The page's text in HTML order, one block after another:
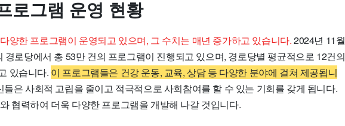
로그램 운영 현황
양한 프로그램이 운영되고 있으며, 그 수치는 매년 증가하고 있습니다.2024년 11월
경로당에서 총 53만 건의 프로그램이 진행되고 있으며, 경로당별 평균적으로 12건의
있습니다. 이 프로그램들은 건강 운동, 교육, 상담 등 다양한 분야에 걸쳐 제공됩니
들은 사회적 고립을 줄이고 적극적으로 사회참여를 할 수 있는 기회를 갖게 됩니다.
협력하여 더욱 다양한 프로그램을 개발해 나갈 것입니다.